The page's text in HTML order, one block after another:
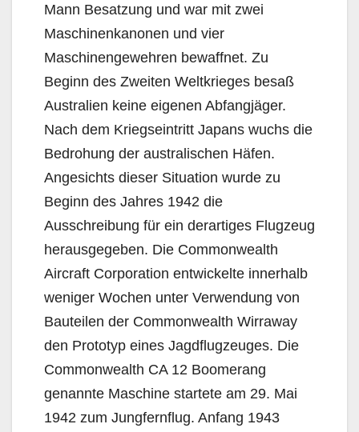
Mann Besatzung und war mit zwei
Maschinenkanonen und vier
Maschinengewehren bewaffnet. Zu
Beginn des Zweiten Weltkrieges besaß
Australien keine eigenen Abfangjäger.
Nach dem Kriegseintritt Japans wuchs die
Bedrohung der australischen Häfen.
Angesichts dieser Situation wurde zu
Beginn des Jahres 1942 die
Ausschreibung für ein derartiges Flugzeug
herausgegeben. Die Commonwealth
Aircraft Corporation entwickelte innerhalb
weniger Wochen unter Verwendung von
Bauteilen der Commonwealth Wirraway
den Prototyp eines Jagdflugzeuges. Die
Commonwealth CA 12 Boomerang
genannte Maschine startete am 29. Mai
1942 zum Jungfernflug. Anfang 1943